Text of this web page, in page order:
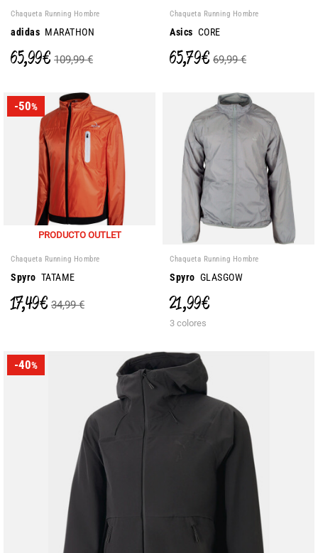
Chaqueta Running Hombre
adidas MARATHON
65,99 € 109,99 €
Chaqueta Running Hombre
Asics CORE
65,79 € 69,99 €
-50%
PRODUCTO OUTLET
Chaqueta Running Hombre
Spyro TATAME
17,49 € 34,99 €
Chaqueta Running Hombre
Spyro GLASGOW
21,99 €
3 colores
-40%